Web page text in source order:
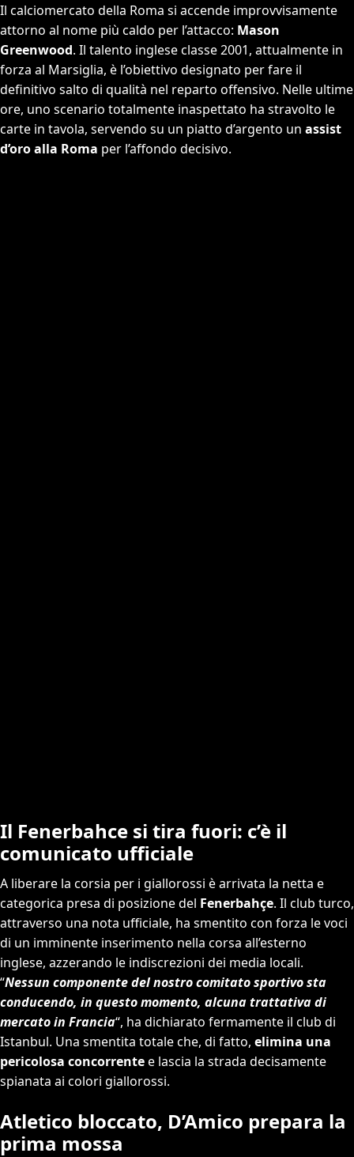
Il calciomercato della Roma si accende improvvisamente
attorno al nome più caldo per l’attacco: Mason
Greenwood. Il talento inglese classe 2001, attualmente in
forza al Marsiglia, è l’obiettivo designato per fare il
definitivo salto di qualità nel reparto offensivo. Nelle ultime
ore, uno scenario totalmente inaspettato ha stravolto le
carte in tavola, servendo su un piatto d’argento un assist
d’oro alla Roma per l’affondo decisivo.
Il Fenerbahce si tira fuori: c’è il
comunicato ufficiale
A liberare la corsia per i giallorossi è arrivata la netta e
categorica presa di posizione del Fenerbahçe. Il club turco,
attraverso una nota ufficiale, ha smentito con forza le voci
di un imminente inserimento nella corsa all’esterno
inglese, azzerando le indiscrezioni dei media locali.
“Nessun componente del nostro comitato sportivo sta
conducendo, in questo momento, alcuna trattativa di
mercato in Francia“, ha dichiarato fermamente il club di
Istanbul. Una smentita totale che, di fatto, elimina una
pericolosa concorrentee lascia la strada decisamente
spianata ai colori giallorossi.
Atletico bloccato, D’Amico prepara la
prima mossa